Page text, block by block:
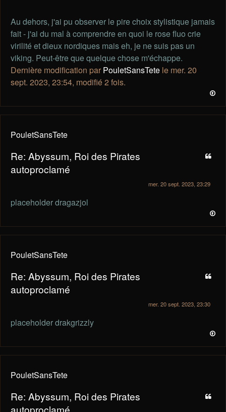
Au dehors, j'ai pu observer le pire choix stylistique jamais
fait - j'ai du mal à comprendre en quoi le rose fluo crie
virilité et dieux nordiques mais eh, je ne suis pas un
viking. Peut-être que quelque chose m'échappe.
Dernière modification par PouletSansTete le mer. 20
sept. 2023, 23:54, modifié 2 fois.
PouletSansTete
Re: Abyssum, Roi des Pirates
autoproclamé
mer. 20 sept. 2023, 23:29
placeholder dragazjol
PouletSansTete
Re: Abyssum, Roi des Pirates
autoproclamé
mer. 20 sept. 2023, 23:30
placeholder drakgrizzly
PouletSansTete
Re: Abyssum, Roi des Pirates
autoproclamé